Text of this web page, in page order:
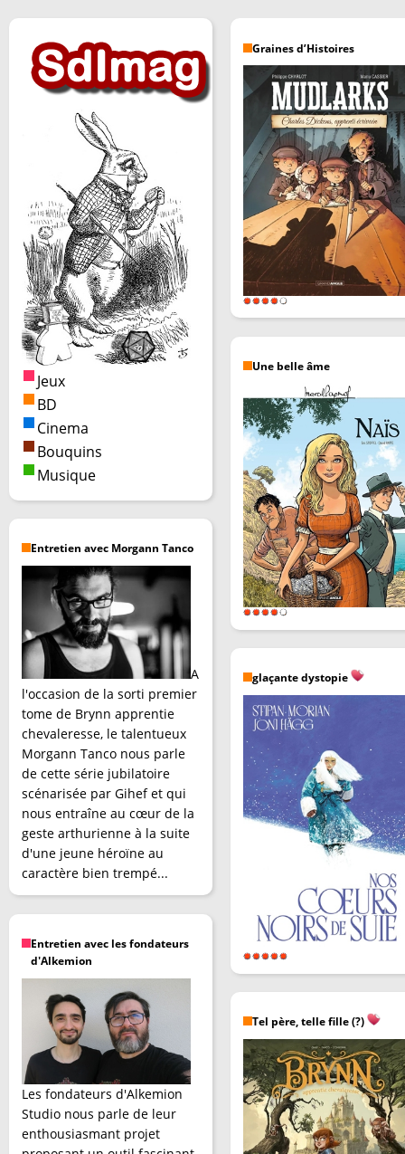
Jeux
BD
Cinema
Bouquins
Musique
Entretien avec Morgann Tanco
A
l'occasion de la sorti premier
tome de Brynn apprentie
chevaleresse, le talentueux
Morgann Tanco nous parle
de cette série jubilatoire
scénarisée par Gihef et qui
nous entraîne au cœur de la
geste arthurienne à la suite
d'une jeune héroïne au
caractère bien trempé...
Entretien avec les fondateurs
d'Alkemion
Les fondateurs d'Alkemion
Studio nous parle de leur
enthousiasmant projet
Graines d’Histoires
Une belle âme
glaçante dystopie
Tel père, telle fille (?)